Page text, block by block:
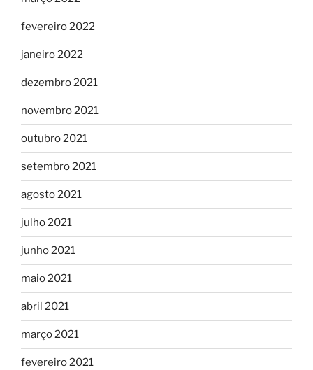
fevereiro 2022
janeiro 2022
dezembro 2021
novembro 2021
outubro 2021
setembro 2021
agosto 2021
julho 2021
junho 2021
maio 2021
abril 2021
março 2021
fevereiro 2021